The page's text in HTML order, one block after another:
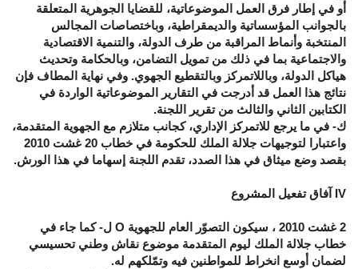
أو في إطار فرق العمل الموضوعاتية، للقضايا الجوهرية المتعلقة
بالجوانب المؤسساتية والديمقراطية، وباختصاصات المجالس
المنتخبة وأنماط المراقبة من طرف الدولة، والتنمية الاقتصادية
والاجتماعية بما في ذلك من تمويل التضامن، وبالحكامة وتحديث
هياكل الدولة، وباللاتمركز وبالتقطيع الجهوي. وفي نهاية المطاف فإن
نتائج هذا العمل قد أدرجت في التقارير الموضوعاتية الواردة في
الكتابين الثاني والثالث من تقرير اللجنة.
ك- في ما يرجع للاتمركز الإداري، كجانب متلازم مع الجهوية المتقدمة،
واعتبارا لتوجيهات جلالة الملك للحكومة في خطاب 20 غشت 2010
بقصد وضع ميثاق في هذا الصدد، تقدم اللجنة إسهاما في هذا الورش.
IV آفاق تفعيل المشروع
2 غشت 2010 ، سيكون التصوّر العام للجهوية O ل- كما جاء في
خطاب جلالة الملك ليوم المتقدمة موضوع نقاش وطني تحسيسي
لضمان أوسع انخراط للمواطنين فيه وتمّلكهم له.